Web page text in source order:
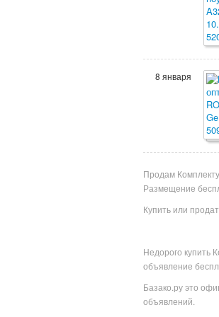
8 января
Продам
Размещение
Купить или
Недорого купить
объявление
Базако.ру это
объявлений.